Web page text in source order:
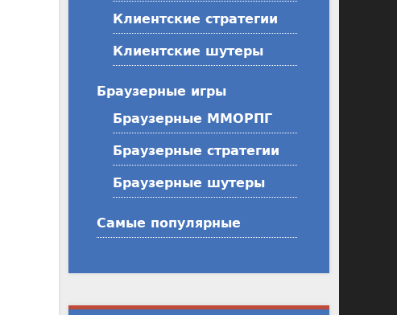
Клиентские стратегии
Клиентские шутеры
Браузерные игры
Браузерные ММОРПГ
Браузерные стратегии
Браузерные шутеры
Самые популярные